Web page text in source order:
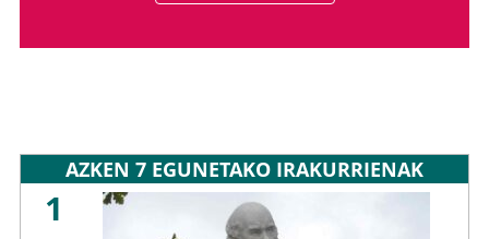
AZKEN 7 EGUNETAKO IRAKURRIENAK
1